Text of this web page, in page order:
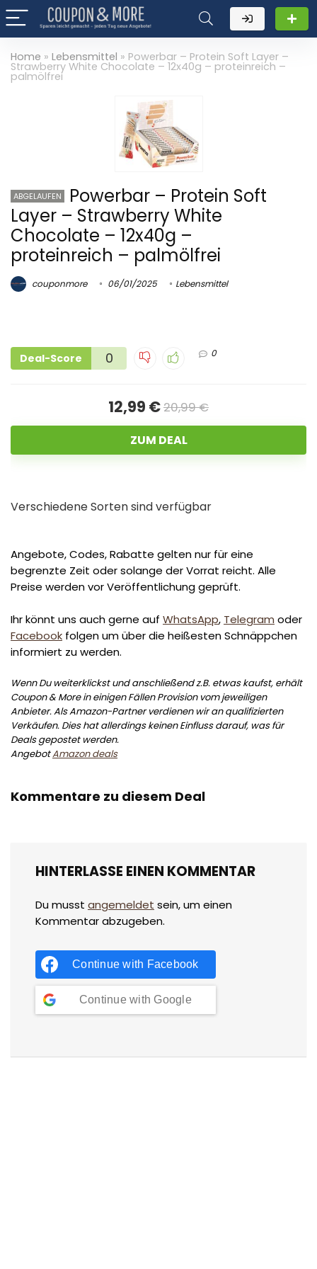
Home » Lebensmittel » Powerbar – Protein Soft Layer –
Strawberry White Chocolate – 12x40g – proteinreich –
palmölfrei
ABGELAUFEN
Powerbar – Protein Soft
Layer – Strawberry White
Chocolate – 12x40g –
proteinreich – palmölfrei
couponmore 06/01/2025 Lebensmittel
Deal-Score 0 0
12,99 €20,99 €
ZUM DEAL
Verschiedene Sorten sind verfügbar
Angebote, Codes, Rabatte gelten nur für eine
begrenzte Zeit oder solange der Vorrat reicht. Alle
Preise werden vor Veröffentlichung geprüft.
Ihr könnt uns auch gerne auf WhatsApp, Telegram oder
Facebook folgen um über die heißesten Schnäppchen
informiert zu werden.
Wenn Du weiterklickst und anschließend z.B. etwas kaufst, erhält
Coupon & More in einigen Fällen Provision vom jeweiligen
Anbieter. Als Amazon-Partner verdienen wir an qualifizierten
Verkäufen. Dies hat allerdings keinen Einfluss darauf, was für
Deals gepostet werden.
AngebotAmazon deals
Kommentare zu diesem Deal
HINTERLASSE EINEN KOMMENTAR
Du musst angemeldet sein, um einen
Kommentar abzugeben.
Continue with Facebook
Continue with Google